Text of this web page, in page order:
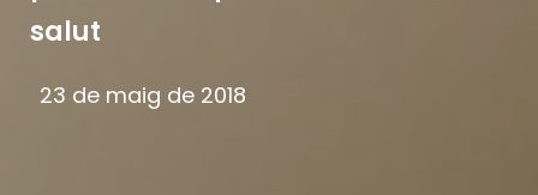
salut
23 de maig de 2018